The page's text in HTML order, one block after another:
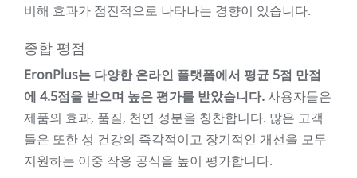
비해 효과가 점진적으로 나타나는 경향이 있습니다.
종합 평점
EronPlus는 다양한 온라인 플랫폼에서 평균 5점 만점
에 4.5점을 받으며 높은 평가를 받았습니다. 사용자들은
제품의 효과, 품질, 천연 성분을 칭찬합니다. 많은 고객
들은 또한 성 건강의 즉각적이고 장기적인 개선을 모두
지원하는 이중 작용 공식을 높이 평가합니다.